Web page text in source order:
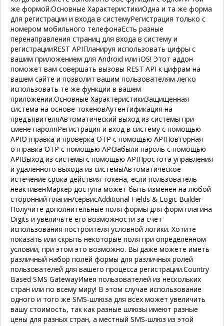
же формой.Основные ХарактеристикиОдна и та же форма
для регистрации и входа в системуРегистрация только с
номером мобильного телефонаЕсть разные
перенаправления страниц для входа в систему и
регистрацииREST APIПланируя использовать цифры с
вашим приложением для Android или iOS! Этот аддон
поможет вам совершать вызовы REST API к цифрам на
вашем сайте и позволит вашим пользователям легко
использовать те же функции в вашем
приложении.Основные ХарактеристикиЗащищенная
система на основе токеновАутентификация на
предъявителяАвтоматический выход из системы при
смене пароляРегистрация и вход в систему с помощью
APIОтправка и проверка OTP с помощью APIПовторная
отправка OTP с помощью APIЗабыли пароль с помощью
APIВыход из системы с помощью APIПростота управления
и удаленного выхода из системыАвтоматическое
истечение срока действия токена, если пользователь
неактивенМаркер доступа может быть изменен на любой
сторонний плагин/сервисAdditional Fields & Logic Builder
Получите дополнительные поля формы для форм плагина
Digits и увеличьте его возможности за счет
использования построителя условной логики. Хотите
показать или скрыть некоторые поля при определенном
условии, при этом это возможно. Вы даже можете иметь
различный набор полей формы для различных ролей
пользователей для вашего процесса регистрации.Country
Based SMS GatewayИмея пользователей из нескольких
стран или по всему миру! В этом случае использование
одного и того же SMS-шлюза для всех может увеличить
вашу стоимость, так как разные шлюзы имеют разные
цены для разных стран, а местный SMS-шлюз из этой